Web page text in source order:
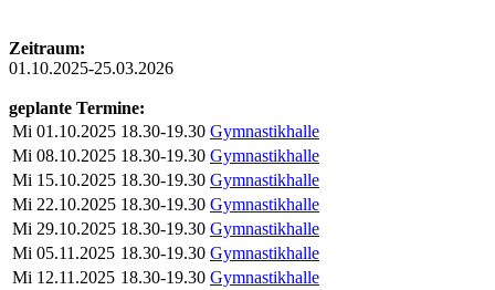
Zeitraum:
01.10.2025-25.03.2026
geplante Termine:
Mi 01.10.2025 18.30-19.30 Gymnastikhalle
Mi 08.10.2025 18.30-19.30 Gymnastikhalle
Mi 15.10.2025 18.30-19.30 Gymnastikhalle
Mi 22.10.2025 18.30-19.30 Gymnastikhalle
Mi 29.10.2025 18.30-19.30 Gymnastikhalle
Mi 05.11.2025 18.30-19.30 Gymnastikhalle
Mi 12.11.2025 18.30-19.30 Gymnastikhalle